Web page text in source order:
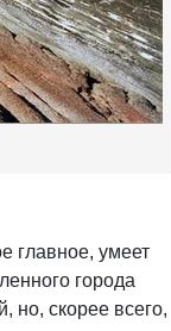
главное, умеет
города
но, скорее всего,